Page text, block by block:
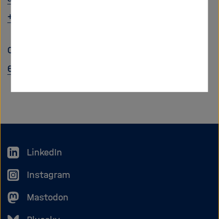
+49331 6264-28790
ORCID iD:
634X
LinkedIn
Instagram
Mastodon